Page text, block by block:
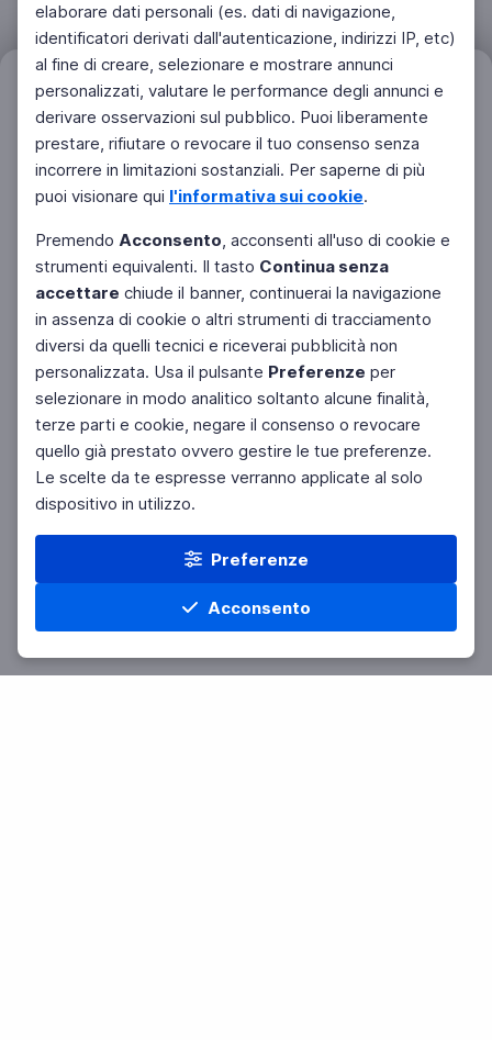
elaborare dati personali (es. dati di navigazione,
identificatori derivati dall'autenticazione, indirizzi IP, etc)
al fine di creare, selezionare e mostrare annunci
personalizzati, valutare le performance degli annunci e
derivare osservazioni sul pubblico. Puoi liberamente
prestare, rifiutare o revocare il tuo consenso senza
incorrere in limitazioni sostanziali. Per saperne di più
puoi visionare qui l'informativa sui cookie.
Premendo Acconsento, acconsenti all'uso di cookie e
strumenti equivalenti. Il tasto Continua senza
accettare chiude il banner, continuerai la navigazione
in assenza di cookie o altri strumenti di tracciamento
diversi da quelli tecnici e riceverai pubblicità non
personalizzata. Usa il pulsante Preferenze per
selezionare in modo analitico soltanto alcune finalità,
terze parti e cookie, negare il consenso o revocare
quello già prestato ovvero gestire le tue preferenze.
Le scelte da te espresse verranno applicate al solo
dispositivo in utilizzo.
Preferenze
Acconsento
Home Materie Cerca Menu
Filtri Azzera
Facebook Twitter Instagram